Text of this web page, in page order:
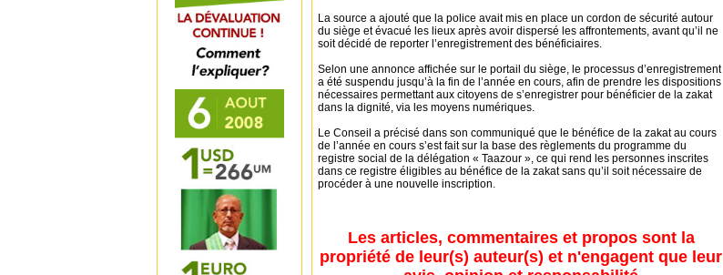
La source a ajouté que la police avait mis en place un cordon de sécurité autour
du siège et évacué les lieux après avoir dispersé les affrontements, avant qu’il ne
soit décidé de reporter l’enregistrement des bénéficiaires.
Selon une annonce affichée sur le portail du siège, le processus d’enregistrement
a été suspendu jusqu’à la fin de l’année en cours, afin de prendre les dispositions
nécessaires permettant aux citoyens de s’enregistrer pour bénéficier de la zakat
dans la dignité, via les moyens numériques.
Le Conseil a précisé dans son communiqué que le bénéfice de la zakat au cours
de l’année en cours s’est fait sur la base des règlements du programme du
registre social de la délégation « Taazour », ce qui rend les personnes inscrites
dans ce registre éligibles au bénéfice de la zakat sans qu’il soit nécessaire de
procéder à une nouvelle inscription.
Les articles, commentaires et propos sont la
propriété de leur(s) auteur(s) et n'engagent que leur